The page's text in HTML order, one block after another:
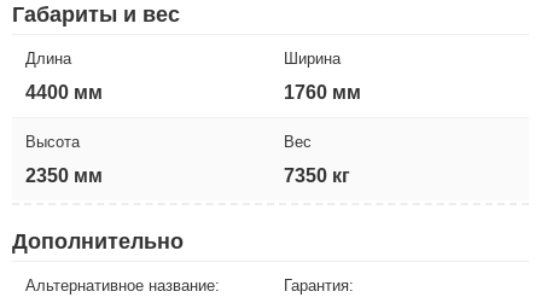
Габариты и вес
Длина
4400 мм
Ширина
1760 мм
Высота
2350 мм
Вес
7350 кг
Дополнительно
Альтернативное название: Гарантия: